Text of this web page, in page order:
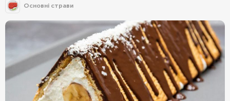
Основні страви